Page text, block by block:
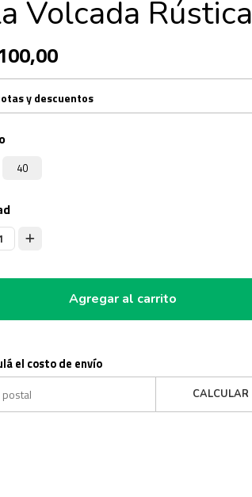
Volcada Rústica
y descuentos
40
Agregar al carrito
el costo de envío
CALCULAR